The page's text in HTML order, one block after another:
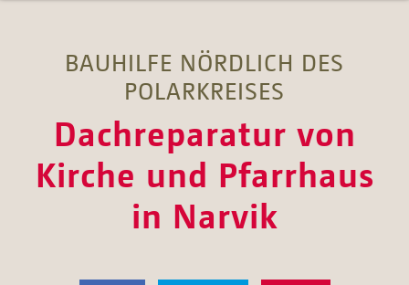
BAUHILFE NÖRDLICH DES
POLARKREISES
Dachreparatur von
Kirche und Pfarrhaus
in Narvik